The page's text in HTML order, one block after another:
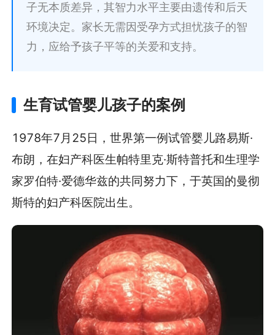
子无本质差异，其智力水平主要由遗传和后天
环境决定。家长无需因受孕方式担忧孩子的智
力，应给予孩子平等的关爱和支持。
生育试管婴儿孩子的案例
1978年7月25日，世界第一例试管婴儿路易斯·
布朗，在妇产科医生帕特里克·斯特普托和生理学
家罗伯特·爱德华兹的共同努力下，于英国的曼彻
斯特的妇产科医院出生。